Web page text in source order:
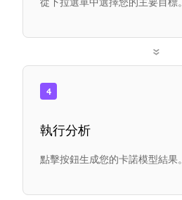
»
4
執行分析
點擊按鈕生成您的卡諾模型結果。